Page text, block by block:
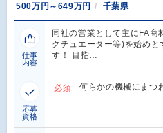
500万円～649万円
千葉県
仕事
内容
同社の営業として主にFA商
クチュエーター等)を始めと
す！ 目指…
応募
資格
必須 何らかの機械にまつ